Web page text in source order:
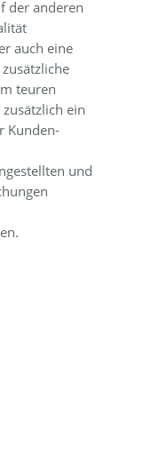
der anderen
auch eine
teuren
ein
Kunden-
und